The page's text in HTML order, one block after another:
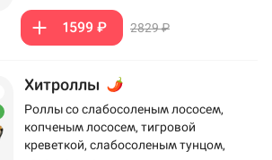
1599 ₽ 2829 ₽
Хитроллы
Роллы со слабосоленым лососем,
копченым лососем, тигровой
креветкой, слабосоленым тунцом,